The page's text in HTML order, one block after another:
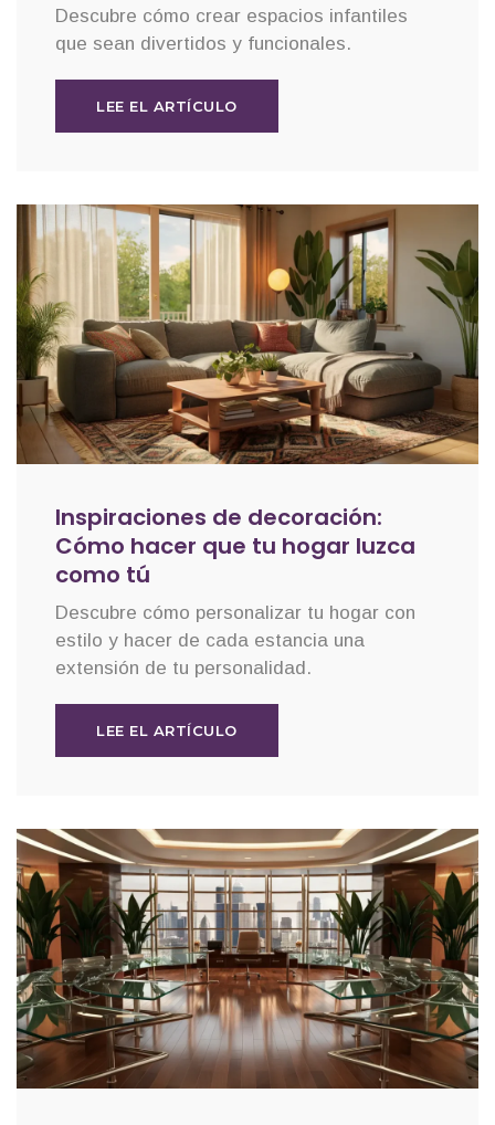
Descubre cómo crear espacios infantiles
que sean divertidos y funcionales.
LEE EL ARTÍCULO
Inspiraciones de decoración:
Cómo hacer que tu hogar luzca
como tú
Descubre cómo personalizar tu hogar con
estilo y hacer de cada estancia una
extensión de tu personalidad.
LEE EL ARTÍCULO